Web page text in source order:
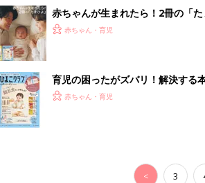
赤ちゃんが生まれたら！2冊の「た
赤ちゃん・育児
育児の困ったがズバリ！解決する
つ情報がいっぱい！
赤ちゃん・育児
< 3